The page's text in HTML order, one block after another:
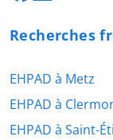
Recherches
EHPAD à Metz
EHPAD à
EHPAD à Saint-